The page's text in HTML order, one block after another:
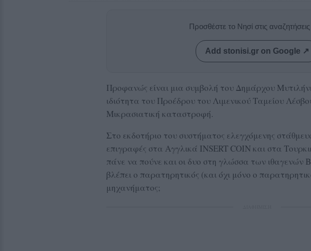
Προσθέστε το Νησί στις
Add stonisi.gr on Google ↗
Προφανώς είναι μια συμβολή του Δημάρχου
ιδιότητα του Προέδρου του Λιμενικού Ταμείου
Μικρασιατική καταστροφή.
Στο εκδοτήριο του συστήματος ελεγχόμενης
επιγραφές στα Αγγλικά INSERT COIN και στα
πάνε να πούνε και οι δυο στη γλώσσα των
βλέπει ο παρατηρητικός (και όχι μόνο ο
μηχανήματος;